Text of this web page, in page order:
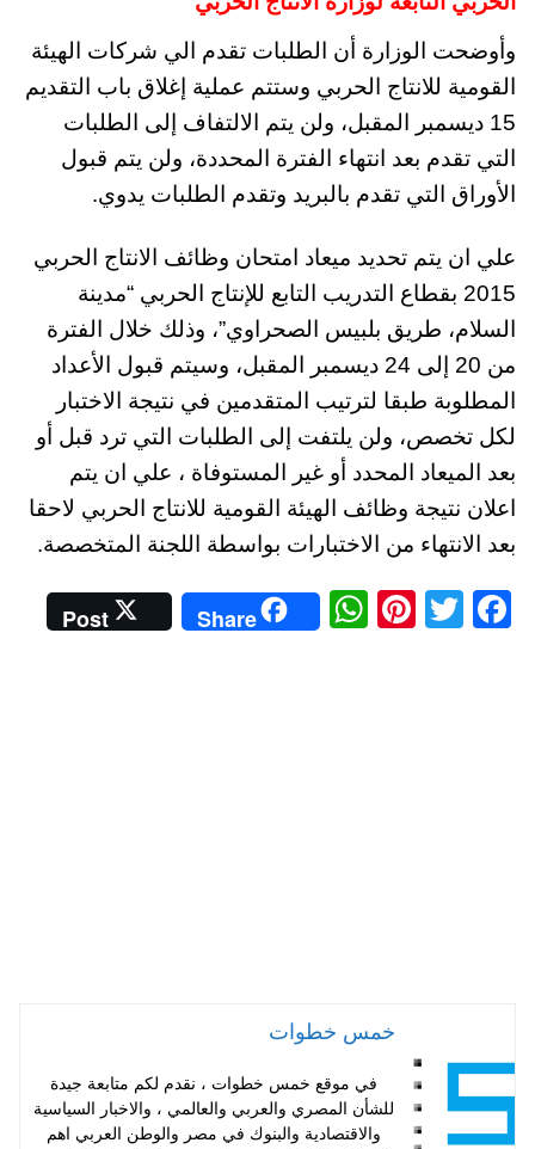
وأوضحت الوزارة أن الطلبات تقدم الي شركات الهيئة
القومية للانتاج الحربي وستتم عملية إغلاق باب التقديم
15 ديسمبر المقبل، ولن يتم الالتفاف إلى الطلبات
التي تقدم بعد انتهاء الفترة المحددة، ولن يتم قبول
الأوراق التي تقدم بالبريد وتقدم الطلبات يدوي.
علي ان يتم تحديد ميعاد امتحان وظائف الانتاج الحربي
2015 بقطاع التدريب التابع للإنتاج الحربي “مدينة
السلام، طريق بلبيس الصحراوي”، وذلك خلال الفترة
من 20 إلى 24 ديسمبر المقبل، وسيتم قبول الأعداد
المطلوبة طبقا لترتيب المتقدمين في نتيجة الاختبار
لكل تخصص، ولن يلتفت إلى الطلبات التي ترد قبل أو
بعد الميعاد المحدد أو غير المستوفاة ، علي ان يتم
اعلان نتيجة وظائف الهيئة القومية للانتاج الحربي لاحقا
بعد الانتهاء من الاختبارات بواسطة اللجنة المتخصصة.
Fa
T
Pi
W
ha
Share
Post
خمس خطوات
في موقع خمس خطوات ، نقدم لكم متابعة جيدة
للشأن المصري والعربي والعالمي ، والاخبار السياسية
والاقتصادية والبنوك في مصر والوطن العربي اهم